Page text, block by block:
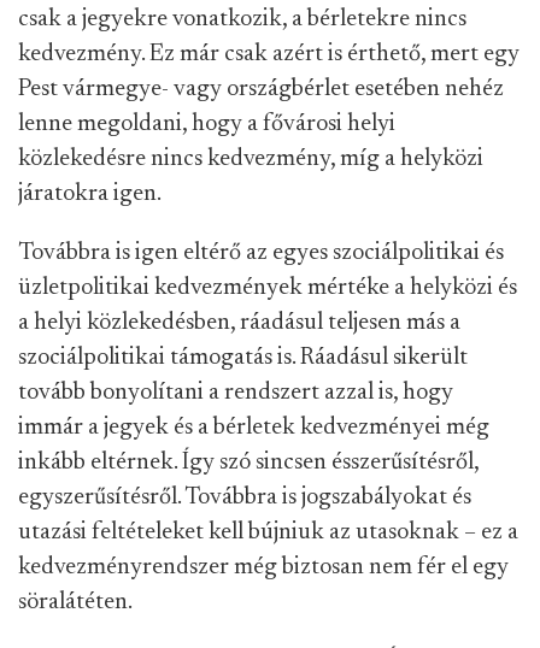
csak a jegyekre vonatkozik, a bérletekre nincs
kedvezmény. Ez már csak azért is érthető, mert egy
Pest vármegye- vagy országbérlet esetében nehéz
lenne megoldani, hogy a fővárosi helyi
közlekedésre nincs kedvezmény, míg a helyközi
járatokra igen.
Továbbra is igen eltérő az egyes szociálpolitikai és
üzletpolitikai kedvezmények mértéke a helyközi és
a helyi közlekedésben, ráadásul teljesen más a
szociálpolitikai támogatás is. Ráadásul sikerült
tovább bonyolítani a rendszert azzal is, hogy
immár a jegyek és a bérletek kedvezményei még
inkább eltérnek. Így szó sincsen ésszerűsítésről,
egyszerűsítésről. Továbbra is jogszabályokat és
utazási feltételeket kell bújniuk az utasoknak – ez a
kedvezményrendszer még biztosan nem fér el egy
söralátéten.